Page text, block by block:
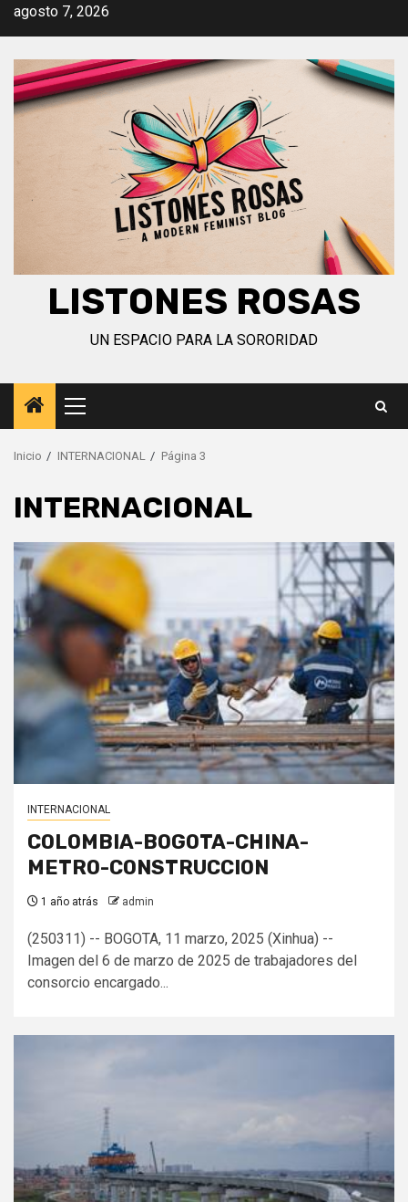
Saltar
agosto 7, 2026
LISTONES ROSAS
UN ESPACIO PARA LA SORORIDAD
Menú
principal
Inicio INTERNACIONAL Página 3
INTERNACIONAL
INTERNACIONAL
COLOMBIA-BOGOTA-CHINA-
METRO-CONSTRUCCION
1 año atrás admin
(250311) -- BOGOTA, 11 marzo, 2025 (Xinhua) --
Imagen del 6 de marzo de 2025 de trabajadores del
consorcio encargado...